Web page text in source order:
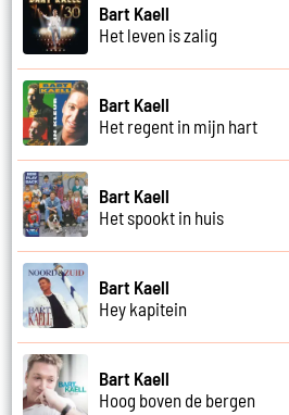
Bart Kaell
Het leven is zalig
Bart Kaell
Het regent in mijn hart
Bart Kaell
Het spookt in huis
Bart Kaell
Hey kapitein
Bart Kaell
Hoog boven de bergen